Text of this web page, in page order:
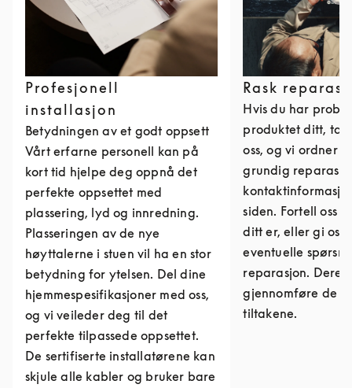
Profesjonell
installasjon
Betydningen av et godt oppsett
Vårt erfarne personell kan på
kort tid hjelpe deg oppnå det
perfekte oppsettet med
plassering, lyd og innredning.
Plasseringen av de nye
høyttalerne i stuen vil ha en stor
betydning for ytelsen. Del dine
hjemmespesifikasjoner med oss,
og vi veileder deg til det
perfekte tilpassede oppsettet.
De sertifiserte installatørene kan
skjule alle kabler og bruker bare
Rask
Hvis du har
produktet ditt, ta
oss, og vi ordner
grundig
siden. Fortell oss
ditt er, eller gi oss
eventuelle
reparasjon.
gjennomføre de
tiltakene.